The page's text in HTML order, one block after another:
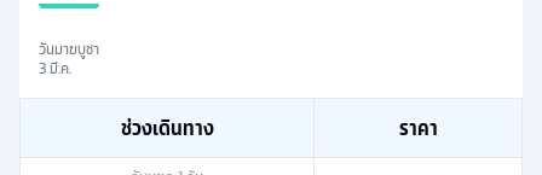
วันมาฆบูชา
3 มี.ค.
ช่วงเดินทาง ราคา